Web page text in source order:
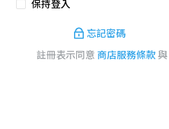
保持登入
忘記密碼
註冊表示同意 商店服務條款與